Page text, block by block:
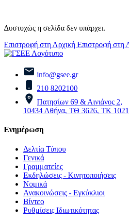
Δυστυχώς η σελίδα δεν υπάρχει.
Επιστροφή στη Αρχική Επιστροφή στη
info@gsee.gr
210 8202100
Πατησίων 69 & Αινιάνος 2,
10434 Αθήνα, ΤΘ 3626, ΤΚ
Ενημέρωση
Δελτία Τύπου
Γενικά
Γραμματείες
Εκδηλώσεις - Κινητοποιήσεις
Νομικά
Ανακοινώσεις - Εγκύκλιοι
Βίντεο
Ρυθμίσεις Ιδιωτικότητας